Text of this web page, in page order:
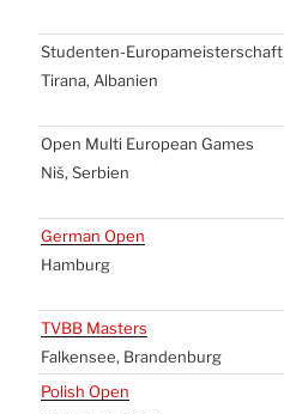
Stu­den­ten-Euro­pa­meis­ter­schaft
Tira­na, Alba­ni­en
Open Mul­ti Euro­pean Games
Niš, Ser­bi­en
Ger­man Open
Ham­burg
TVBB Mas­ters
Fal­ken­see, Bran­den­burg
Polish Open